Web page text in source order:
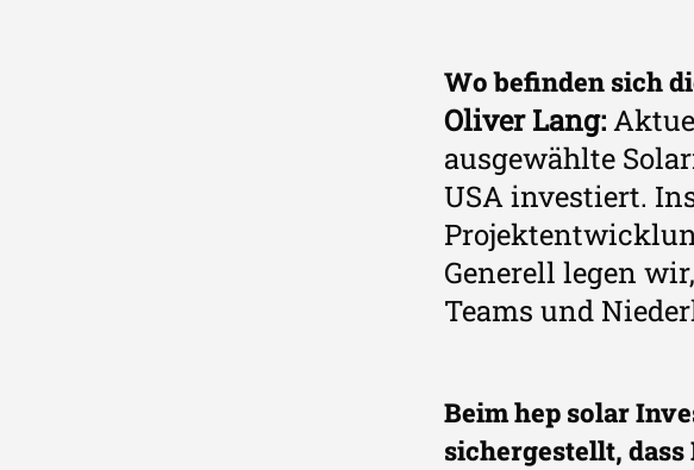
Wo befinden sich
Oliver Lang:
ausgewählte
USA investiert.
Generell legen
Teams und
Beim hep solar
sichergestellt,